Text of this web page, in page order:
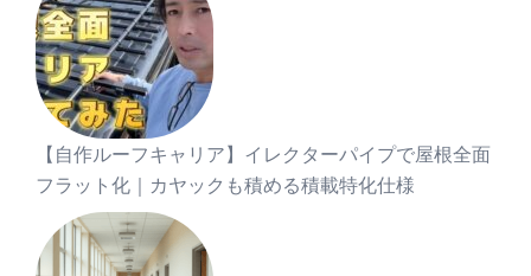
【自作ルーフキャリア】イレクターパイプで屋根全面
フラット化｜カヤックも積める積載特化仕様